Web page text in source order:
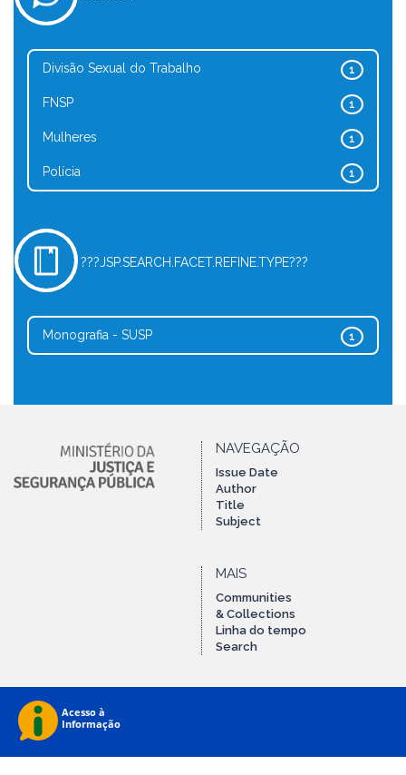
1
Divisão Sexual do Trabalho
1
FNSP
1
Mulheres
1
Polícia
???JSP.SEARCH.FACET.REFINE.TYPE???
1
Monografia - SUSP
NAVEGAÇÃO
Issue Date
Author
Title
Subject
MAIS
Communities
& Collections
Linha do tempo
Search